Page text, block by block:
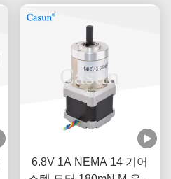
6.8V 1A NEMA 14 기어